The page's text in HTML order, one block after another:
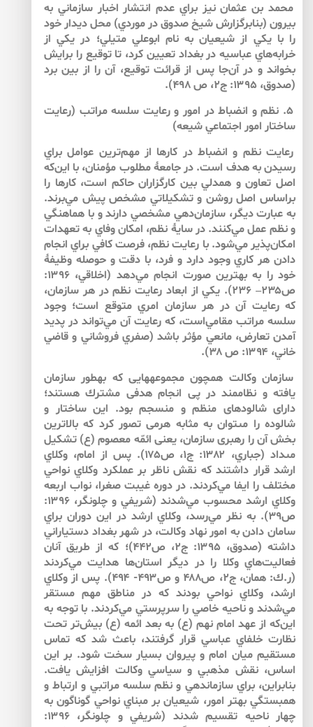
محمد بن عثمان نيز براي عدم انتشار اخبار سازماني به
بيرون (بنابرگزارش شيخ صدوق در موردي) محل ديدار خود
را با يكي از شيعيان به نام ابوعلي متيلي؛ در يكي از
خرابه‌هاي عباسيه در بغداد تعيين كرد، تا توقيع را برايش
بخواند و در آن‌جا پس از قرائت توقيع، آن را از بين برد
(صدوق، ۱۳۹۵: ج۲، ص ۴۹۸).
۵. نظم و انضباط در امور و رعايت سلسه مراتب (رعايت
ساختار امور اجتماعي شيعه)
رعايت نظم و انضباط در كارها از مهم‌ترين عوامل براي
رسيدن به هدف است. در جامعۀ مطلوب مؤمنان، با اين‌كه
اصل تعاون و همدلي بين كارگزاران حاكم است، كارها را
براساس اصل روشن و تشكيلاتي مشخص پيش مي‌‌برند.
به عبارت ديگر، سازمان‌دهي مشخصي دارند و با هماهنگي
و نظم عمل مي‌كنند. در سايۀ نظم، امكان وفاي به تعهدات
امكان‌پذير مي‌شود. با رعايت نظم، فرصت كافي براي انجام
دادن هر كاري وجود دارد و فرد، با دقت و حوصله وظيفۀ
خود را به بهترين صورت انجام مي‌دهد (اخلاقي، ۱۳۹۶:
ص۲۳۵– ۲۳۶). يكي از ابعاد رعايت نظم در هر سازمان،
كه رعايت آن در هر سازمان امري متوقع است؛ وجود
سلسه مراتب مقامي‌است، كه رعايت آن مي‌تواند در پديد
آمدن تعارض، مانعي مؤثر باشد (صفري فروشاني و قاضي
خاني، ۱۳۹۴: ص ۳۸).
سازمان وكالت همچون مجموعه‏هايى كه به‏طور سازمان
يافته و نظام‏مند در پى انجام هدفى مشترك هستند؛
داراى شالوده‏اى منظم و منسجم بود. اين ساختار و
شالوده را مى‏توان به مثابه هرمى تصور كرد كه بالاترين
بخش آن را رهبرى سازمان، يعنى ائمّه معصوم (ع) تشكيل
مى‏داد (جباري، ۱۳۸۲: ج۱، ص۱۷۵). پس از امام، وكلاي
ارشد قرار داشتند كه نقش ناظر بر عملكرد وكلاي نواحي
مختلف را ايفا مي‌كردند. در دوره غيبت صغرا، نواب اربعه
وكلاي ارشد محسوب مي‌‌شدند (شريفي و چلونگر، ۱۳۹۶:
ص۳۹). به نظر مي‌رسد، وكلاي ارشد در اين دوران براي
سامان دادن به امور نهاد وكالت، در شهر بغداد دستياراني
داشته (صدوق، ۱۳۹۵: ج۲، ص۴۴۲)؛ كه از طريق آنان
فعاليت‌هاي وكلا را در ديگر استان‌ها هدايت مي‌كردند
(ر.ك: همان، ج۲، ص۴۸۸ و ص۴۹۳- ۴۹۴). پس از وكلاي
ارشد، وكلاي نواحي بودند كه در مناطق مهم مستقر
مي‌شدند و ناحيه خاصي را سرپرستي مي‌كردند. با توجه به
اين‌كه از عهد امام نهم (ع) به بعد ائمه (ع) بيش‌تر تحت
نظارت خلفاي عباسي قرار گرفتند، باعث شد كه تماس
مستقيم ميان امام و پيروان بسيار سخت شود. بر اين
اساس، نقش مذهبي و سياسي وكالت افزايش يافت.
بنابراين، براي سازماندهي و نظم سلسه مراتبي و ارتباط و
همبستگي بهتر امور، شيعيان بر مبناي نواحي گوناگون به
چهار ناحيه تقسيم شدند (شريفي و چلونگر، ۱۳۹۶: